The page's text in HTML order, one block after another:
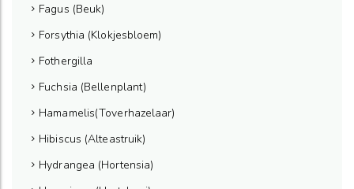
Fagus (Beuk)
Forsythia (Klokjesbloem)
Fothergilla
Fuchsia (Bellenplant)
Hamamelis(Toverhazelaar)
Hibiscus (Alteastruik)
Hydrangea (Hortensia)